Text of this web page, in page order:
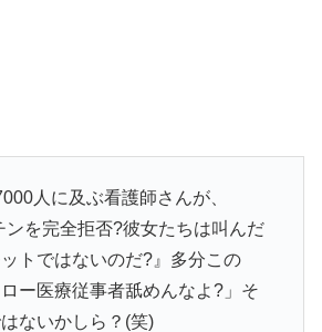
人に及ぶ看護師さんが、
ンを完全拒否?彼女たちは叫んだ
ットではないのだ?』多分この
ー医療従事者舐めんなよ?」そ
ないかしら？(笑)